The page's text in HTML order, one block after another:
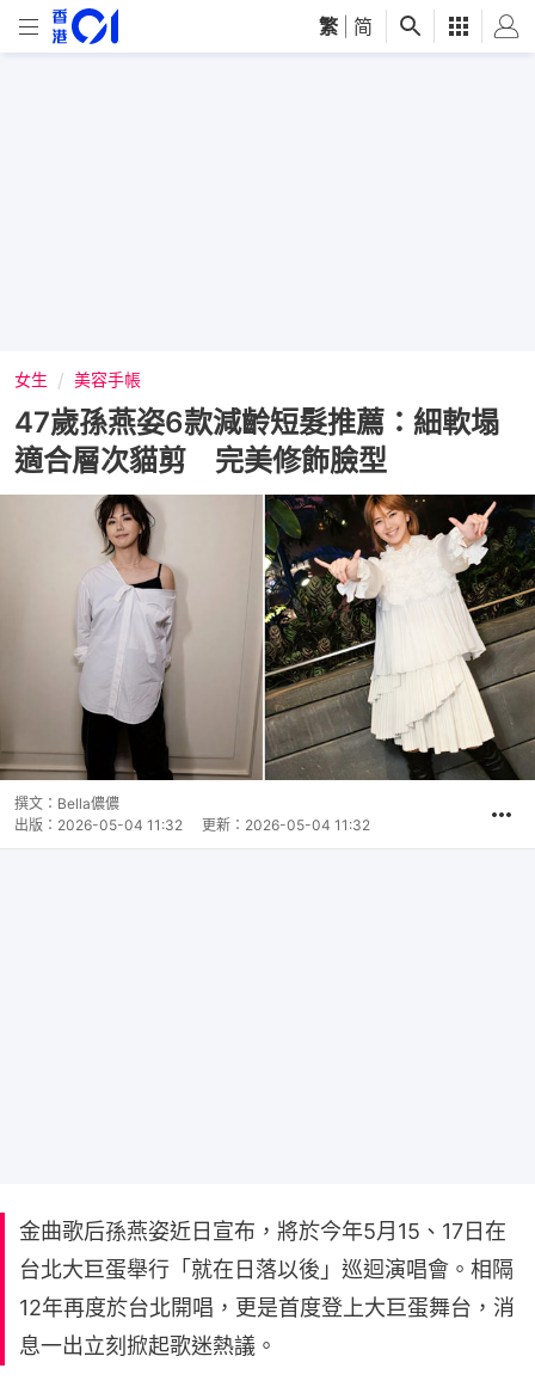
繁 简
女生 美容手帳
47歲孫燕姿6款減齡短髮推薦：細軟塌
適合層次貓剪 完美修飾臉型
撰文： Bella儂儂
出版： 2026-05-04 11:32 更新： 2026-05-04 11:32
金曲歌后孫燕姿近日宣布，將於今年5月15、17日在
台北大巨蛋舉行「就在日落以後」巡迴演唱會。相隔
12年再度於台北開唱，更是首度登上大巨蛋舞台，消
息一出立刻掀起歌迷熱議。